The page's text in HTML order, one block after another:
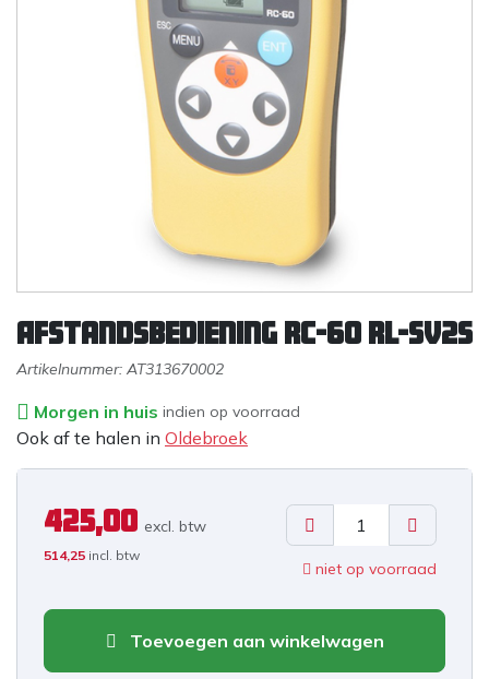
Afstandsbediening RC-60 RL-SV2S
Artikelnummer: AT313670002
Morgen in huis indien op voorraad
Ook af te halen in Oldebroek
425,00 excl. btw
514,25 incl. btw
niet op voorraad
Toevoegen aan winkelwagen